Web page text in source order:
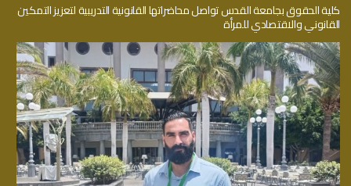
كلية الحقوق بجامعة القدس تواصل محاضراتها القانونية التدريبية لتعزيز التمكين
القانوني والاقتصادي للمرأة